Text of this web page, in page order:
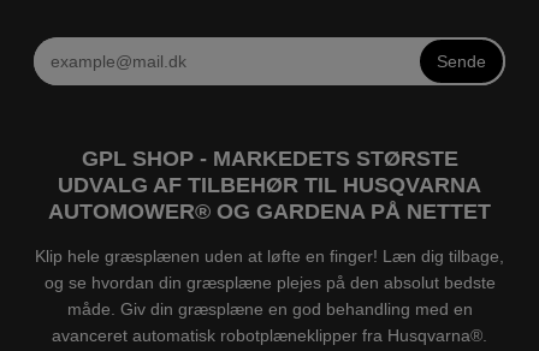
Sende
GPL SHOP - MARKEDETS STØRSTE
UDVALG AF TILBEHØR TIL HUSQVARNA
AUTOMOWER® OG GARDENA PÅ NETTET
Klip hele græsplænen uden at løfte en finger! Læn dig tilbage,
og se hvordan din græsplæne plejes på den absolut bedste
måde. Giv din græsplæne en god behandling med en
avanceret automatisk robotplæneklipper fra Husqvarna®.